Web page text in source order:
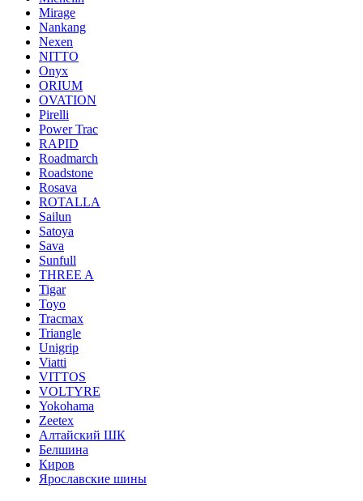
Mirage
Nankang
Nexen
NITTO
Onyx
ORIUM
OVATION
Pirelli
Power Trac
RAPID
Roadmarch
Roadstone
Rosava
ROTALLA
Sailun
Satoya
Sava
Sunfull
THREE A
Tigar
Toyo
Tracmax
Triangle
Unigrip
Viatti
VITTOS
VOLTYRE
Yokohama
Zeetex
Алтайский ШК
Белшина
Киров
Ярославские шины